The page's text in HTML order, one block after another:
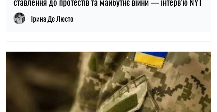
19:30, 27.07.2026
Чоловіків після 60 років можуть взяти до ЗСУ: хто може
потрапити до війська
Микола Потика